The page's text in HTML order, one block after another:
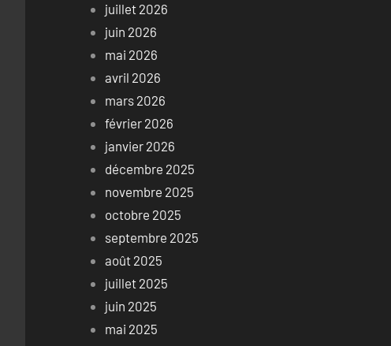
juillet 2026
juin 2026
mai 2026
avril 2026
mars 2026
février 2026
janvier 2026
décembre 2025
novembre 2025
octobre 2025
septembre 2025
août 2025
juillet 2025
juin 2025
mai 2025